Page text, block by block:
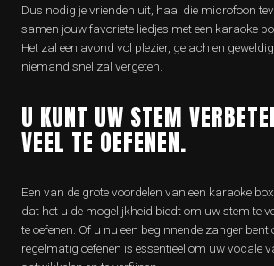
Dus nodig je vrienden uit, haal die microfoon
samen jouw favoriete liedjes met een karaoke
Het zal een avond vol plezier, gelach en
niemand snel zal vergeten.
U KUNT UW STEM
VEEL TE OEFENEN.
Een van de grote voordelen van een karaoke
dat het u de mogelijkheid biedt om uw stem te
te oefenen. Of u nu een beginnende zanger bent
regelmatig oefenen is essentieel om uw vocale